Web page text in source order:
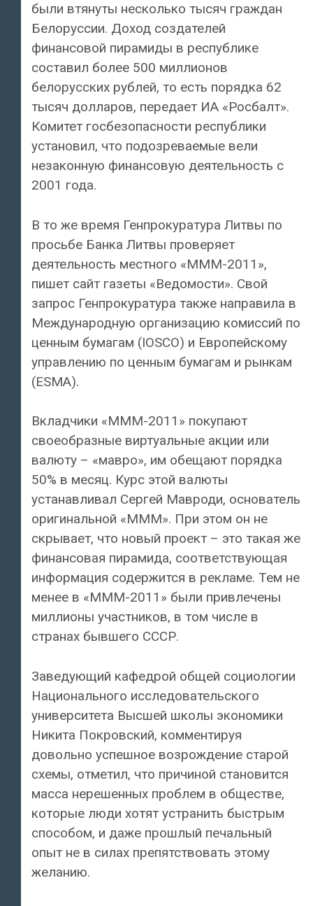
были втянуты несколько тысяч граждан
Белоруссии. Доход создателей
финансовой пирамиды в республике
составил более 500 миллионов
белорусских рублей, то есть порядка 62
тысяч долларов, передает ИА «Росбалт».
Комитет госбезопасности республики
установил, что подозреваемые вели
незаконную финансовую деятельность с
2001 года.
В то же время Генпрокуратура Литвы по
просьбе Банка Литвы проверяет
деятельность местного «МММ-2011»,
пишет сайт газеты «Ведомости». Свой
запрос Генпрокуратура также направила в
Международную организацию комиссий по
ценным бумагам (IOSCO) и Европейскому
управлению по ценным бумагам и рынкам
(ESMA).
Вкладчики «МММ-2011» покупают
своеобразные виртуальные акции или
валюту – «мавро», им обещают порядка
50% в месяц. Курс этой валюты
устанавливал Сергей Мавроди, основатель
оригинальной «МММ». При этом он не
скрывает, что новый проект – это такая же
финансовая пирамида, соответствующая
информация содержится в рекламе. Тем не
менее в «МММ-2011» были привлечены
миллионы участников, в том числе в
странах бывшего СССР.
Заведующий кафедрой общей социологии
Национального исследовательского
университета Высшей школы экономики
Никита Покровский, комментируя
довольно успешное возрождение старой
схемы, отметил, что причиной становится
масса нерешенных проблем в обществе,
которые люди хотят устранить быстрым
способом, и даже прошлый печальный
опыт не в силах препятствовать этому
желанию.